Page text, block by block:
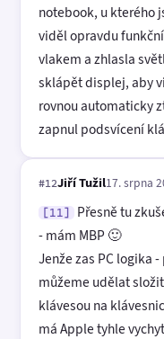
notebook, u kterého
viděl opravdu
vlakem a zhlasla
sklápět displej, aby
rovnou automaticky
zapnul podsvícení
#12Jiří Tužil17. srpna
[11]
Přesně tu
- mám MBP 🙂
Jenže zas PC logika
můžeme udělat
klávesou na
má Apple tyhle